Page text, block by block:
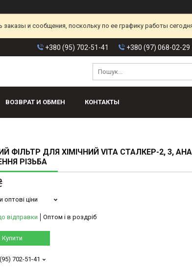
и сообщения, поскольку по ее графику работы
+380 (95) 702-51-41 +380 (97) 068-02-29
ВОЗВРАТ И ОБМЕН КОНТАКТЫ
ФІЛЬТР ДЛЯ ХІМІЧНИЙ VITA СТАЛКЕР-2, 3,
РІЗЬБА
оптові ціни
відправки Оптом і в роздріб
Купити
702-51-41